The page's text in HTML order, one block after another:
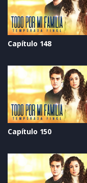
Capítulo 148
Capítulo 150